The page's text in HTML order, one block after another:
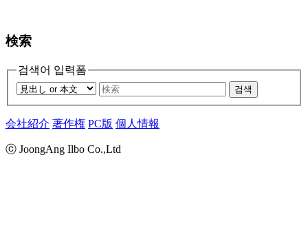
検索
검색어 입력폼
검색
会社紹介 著作権 PC版 個人情報
ⓒ JoongAng Ilbo Co.,Ltd